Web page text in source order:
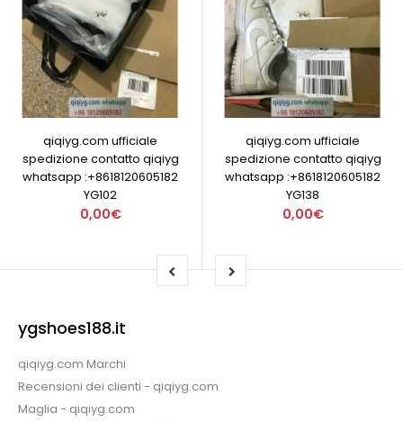
qiqiyg.com ufficiale
spedizione contatto qiqiyg
whatsapp :+8618120605182
YG102
0,00€
qiqiyg.com ufficiale
spedizione contatto qiqiyg
whatsapp :+8618120605182
YG138
0,00€
ygshoes188.it
qiqiyg.com Marchi
Recensioni dei clienti - qiqiyg.com
Maglia - qiqiyg.com